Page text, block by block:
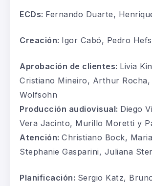
ECDs: Fernando Duarte,
Creación: Igor Cabó, Pedro Hefs
Aprobación de clientes: Livia
Cristiano Mineiro, Arthur Rocha,
Wolfsohn
Producción audiovisual: Diego
Vera Jacinto, Murillo Moretti y
Atención: Christiano Bock,
Stephanie Gasparini, Juliana
Planificación: Sergio Katz,